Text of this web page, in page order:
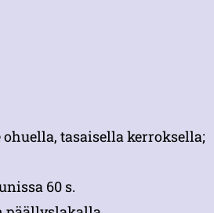
tasaisella kerroksella;
60 s.